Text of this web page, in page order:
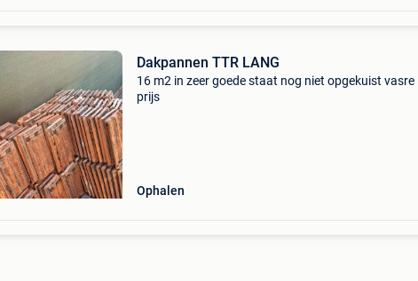
Dakpannen TTR LANG
16 m2 in zeer goede staat nog niet opgekuist vasre
prijs
Ophalen